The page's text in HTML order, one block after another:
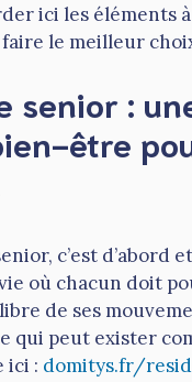
ici les éléments
le meilleur
senior :
être
c’est d’abord
où chacun doit
de ses
qui peut exister
ici : domitys.fr/